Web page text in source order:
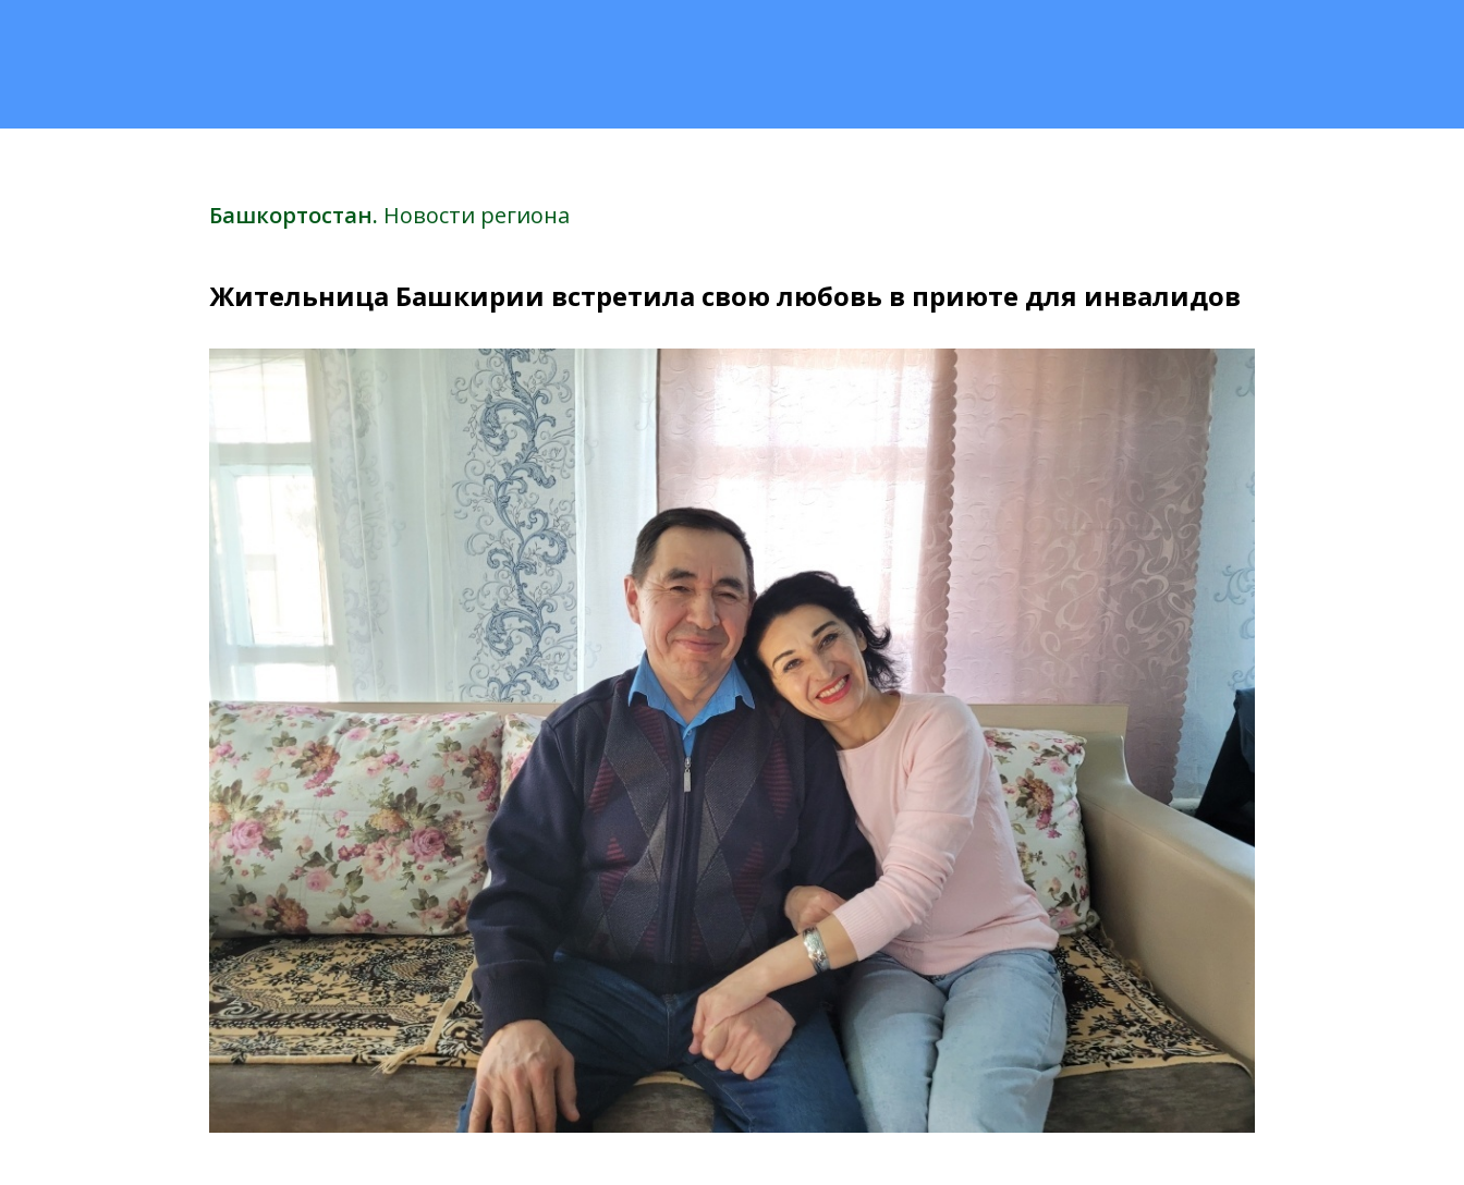
Башкортостан. Новости региона
Жительница Башкирии встретила свою любовь в приюте для инвалидов